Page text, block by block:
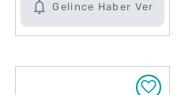
Gelince Haber Ver